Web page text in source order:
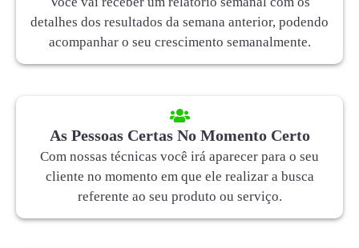
detalhes dos resultados da semana anterior, podendo
acompanhar o seu crescimento semanalmente.
As Pessoas Certas No Momento Certo
Com nossas técnicas você irá aparecer para o seu
cliente no momento em que ele realizar a busca
referente ao seu produto ou serviço.